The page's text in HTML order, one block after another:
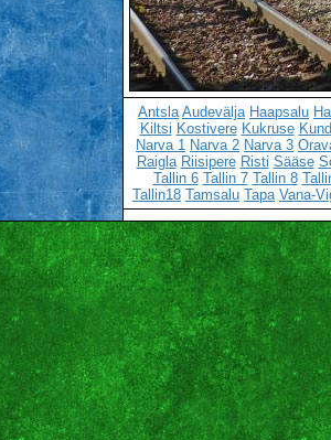
Antsla Audevälja Haapsalu
Kiltsi Kostivere Kukruse
Narva 1 Narva 2 Narva 3
Raigla Riisipere Risti Sääse
Tallin 6 Tallin 7 Tallin 8
Tallin18 Tamsalu Tapa Vana-